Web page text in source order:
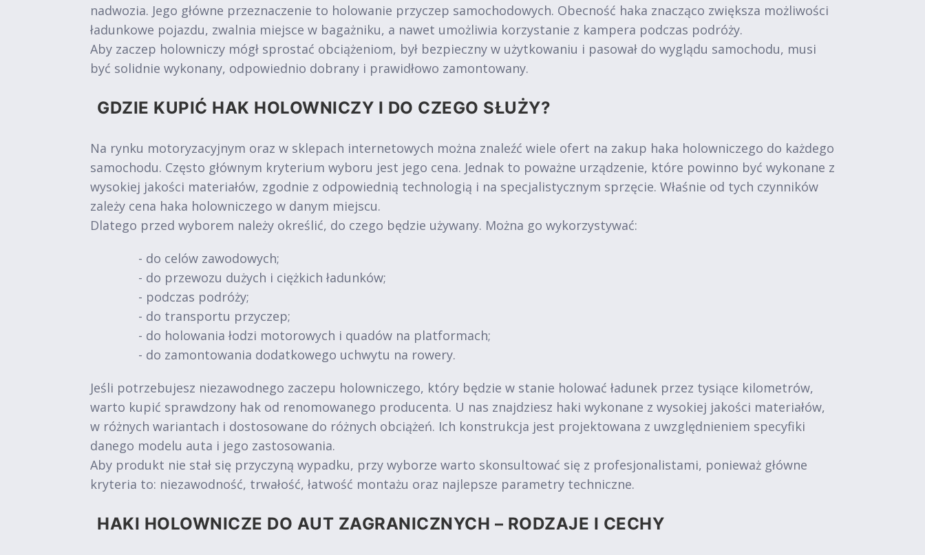
nadwozia. Jego główne przeznaczenie to holowanie przyczep samochodowych. Obecność haka znacząco zwiększa możliwości
ładunkowe pojazdu, zwalnia miejsce w bagażniku, a nawet umożliwia korzystanie z kampera podczas podróży.
Aby zaczep holowniczy mógł sprostać obciążeniom, był bezpieczny w użytkowaniu i pasował do wyglądu samochodu, musi
być solidnie wykonany, odpowiednio dobrany i prawidłowo zamontowany.
GDZIE KUPIĆ HAK HOLOWNICZY I DO CZEGO SŁUŻY?
Na rynku motoryzacyjnym oraz w sklepach internetowych można znaleźć wiele ofert na zakup haka holowniczego do każdego
samochodu. Często głównym kryterium wyboru jest jego cena. Jednak to poważne urządzenie, które powinno być wykonane z
wysokiej jakości materiałów, zgodnie z odpowiednią technologią i na specjalistycznym sprzęcie. Właśnie od tych czynników
zależy cena haka holowniczego w danym miejscu.
Dlatego przed wyborem należy określić, do czego będzie używany. Można go wykorzystywać:
- do celów zawodowych;
- do przewozu dużych i ciężkich ładunków;
- podczas podróży;
- do transportu przyczep;
- do holowania łodzi motorowych i quadów na platformach;
- do zamontowania dodatkowego uchwytu na rowery.
Jeśli potrzebujesz niezawodnego zaczepu holowniczego, który będzie w stanie holować ładunek przez tysiące kilometrów,
warto kupić sprawdzony hak od renomowanego producenta. U nas znajdziesz haki wykonane z wysokiej jakości materiałów,
w różnych wariantach i dostosowane do różnych obciążeń. Ich konstrukcja jest projektowana z uwzględnieniem specyfiki
danego modelu auta i jego zastosowania.
Aby produkt nie stał się przyczyną wypadku, przy wyborze warto skonsultować się z profesjonalistami, ponieważ główne
kryteria to: niezawodność, trwałość, łatwość montażu oraz najlepsze parametry techniczne.
HAKI HOLOWNICZE DO AUT ZAGRANICZNYCH – RODZAJE I CECHY